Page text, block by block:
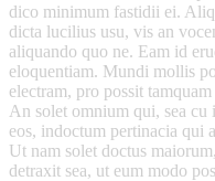
dico minimum fastidii ei.
dicta lucilius usu, vis an
aliquando quo ne. Eam id
eloquentiam. Mundi mollis
electram, pro possit
An solet omnium qui, sea
eos, indoctum pertinacia qui
Ut nam solet doctus
detraxit sea, ut eum modo